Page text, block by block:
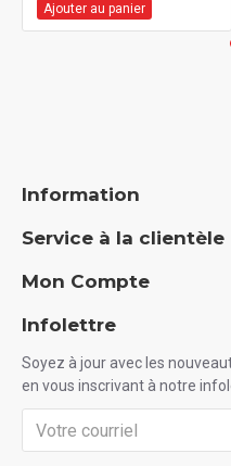
Ajouter au panier
Information
Service à la clientèle
Mon Compte
Infolettre
Soyez à jour avec les
en vous inscrivant à notre